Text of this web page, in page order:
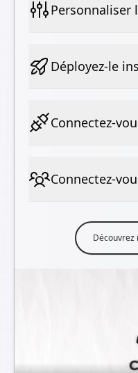
Personnaliser
Déployez-le
Connectez-
Connectez-
Découvrez